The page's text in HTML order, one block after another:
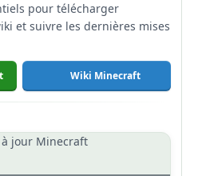
pour télécharger
et suivre les dernières mises
Wiki Minecraft